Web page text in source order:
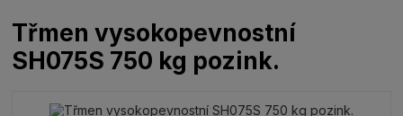
Třmen vysokopevnostní
SH075S 750 kg pozink.